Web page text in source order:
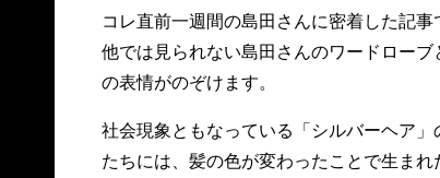
コレ直前一週間の島田さんに密着した記事
他では見られない島田さんのワードローブ
の表情がのぞけます。
社会現象ともなっている「シルバーヘア」
たちには、髪の色が変わったことで生まれ